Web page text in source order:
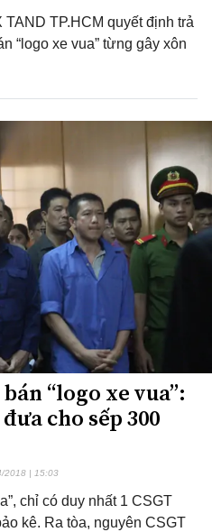
TP.HCM quyết định trả
“logo xe vua” từng gây xôn
“logo xe vua”:
cho sếp 300
2018 | 15:03
chỉ có duy nhất 1 CSGT
kê. Ra tòa, nguyên CSGT